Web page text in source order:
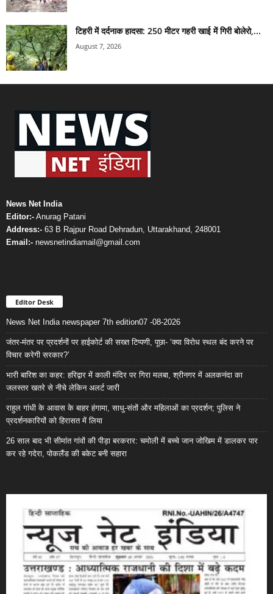
टिहरी में दर्दनाक हादसा: 250 मीटर गहरी खाई में गिरी बोलेरो,...
August 7, 2026
News Net India
Editor:- Anurag Patani
Address:- 63 B Rajpur Road Dehradun, Uttarakhand, 248001
Email:- newsnetindiamail@gmail.com
Editor Desk
News Net India newspaper 7th edition07 -08-2026
जंतर-मंतर पर प्रदर्शनों पर हाईकोर्ट की सख्त टिप्पणी, पूछा- ‘क्या विरोध स्थल बंद करने पर
विचार करेगी सरकार?’
भारी बारिश का कहर: हरिद्वार में काली मंदिर पर गिरा मलबा, श्रीनगर में अलकनंदा का
जलस्तर खतरे से नीचे लेकिन अलर्ट जारी
राहुल गांधी के आवास के बाहर हंगामा, साधु-संतों और महिलाओं का प्रदर्शन; पुलिस ने
प्रदर्शनकारियों को हिरासत में लिया
26 साल बाद भी सीमांत गांवों की पीड़ा बरकरार: चमोली में बच्चे जान जोखिम में डालकर पार
कर रहे गदेरा, पोकलैंड की बकेट बनी सहारा